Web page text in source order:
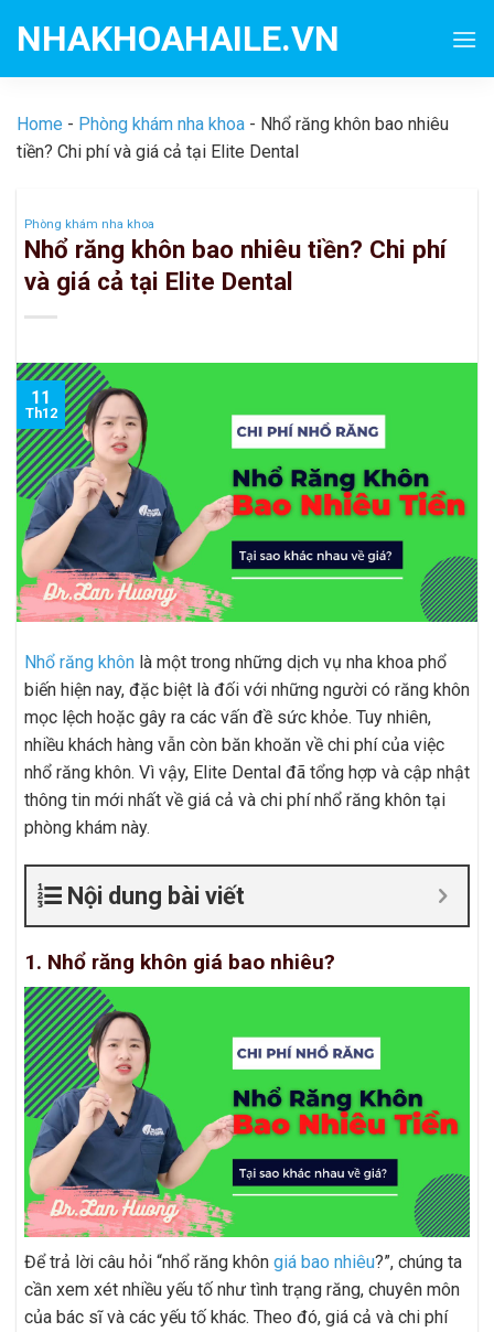
NHAKHOAHAILE.VN
Home - Phòng khám nha khoa - Nhổ răng khôn bao nhiêu
tiền? Chi phí và giá cả tại Elite Dental
Phòng khám nha khoa
Nhổ răng khôn bao nhiêu tiền? Chi phí
và giá cả tại Elite Dental
11
Th12
Nhổ răng khôn là một trong những dịch vụ nha khoa phổ
biến hiện nay, đặc biệt là đối với những người có răng khôn
mọc lệch hoặc gây ra các vấn đề sức khỏe. Tuy nhiên,
nhiều khách hàng vẫn còn băn khoăn về chi phí của việc
nhổ răng khôn. Vì vậy, Elite Dental đã tổng hợp và cập nhật
thông tin mới nhất về giá cả và chi phí nhổ răng khôn tại
phòng khám này.
Nội dung bài viết
1. Nhổ răng khôn giá bao nhiêu?
Để trả lời câu hỏi “nhổ răng khôn giá bao nhiêu?”, chúng ta
cần xem xét nhiều yếu tố như tình trạng răng, chuyên môn
của bác sĩ và các yếu tố khác. Theo đó, giá cả và chi phí